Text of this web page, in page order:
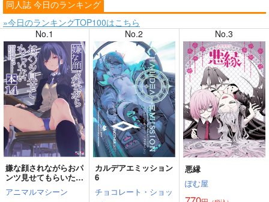
8月4日掲載
8月3日掲載 8月3日掲載
8月2日掲載 8月2日掲載
同人誌 今日のランキング
»今日のランキングTOP100はこちら
No.1
嫌な顔されながらおパ
ンツ見せてもらいたい
本14
アニマルマシーン
No.2
カルデアエミッション
6
チョコレート・ショッ
No.3
悪縁
ぽむ屋